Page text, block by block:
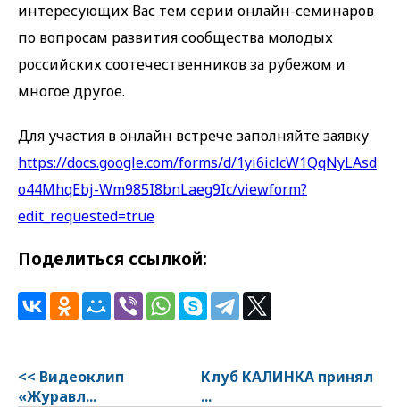
интересующих Вас тем серии онлайн-семинаров
по вопросам развития сообщества молодых
российских соотечественников за рубежом и
многое другое.
Для участия в онлайн встрече заполняйте заявку
https://docs.google.com/forms/d/1yi6iclcW1QqNyLAsd
o44MhqEbj-Wm985I8bnLaeg9Ic/viewform?
edit_requested=true
Поделиться ссылкой:
<< Видеоклип
«Журавл...
Клуб КАЛИНКА принял
...